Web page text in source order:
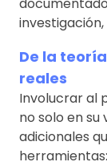
De la
reales
Involucrar al
no solo en
adicionales
herramientas: